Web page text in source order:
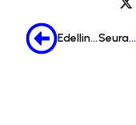
Edellinen Seuraava